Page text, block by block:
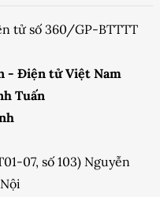
tử số 360/GP-BTTTT
- Điện tử Việt Nam
Tuấn
07, số 103) Nguyễn